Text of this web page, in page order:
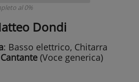
al 0%
Dondi
: Basso elettrico, Chitarra
Cantante (Voce generica)